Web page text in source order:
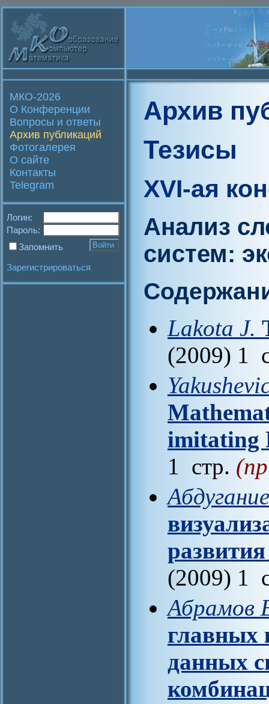
МКО-2026
О Конференции
Вопросы и ответы
Архив публикаций
Фотогалерея
О сайте
Контакты
Telegram
Логин:
Пароль:
Запомнить
Зарегистрироваться
Архив
Тезисы
XVI-ая
Анализ
систем:
Lakota J.
(2009) 1
imitating
1 стр.
(2009) 1
Абрамов
главных
данных